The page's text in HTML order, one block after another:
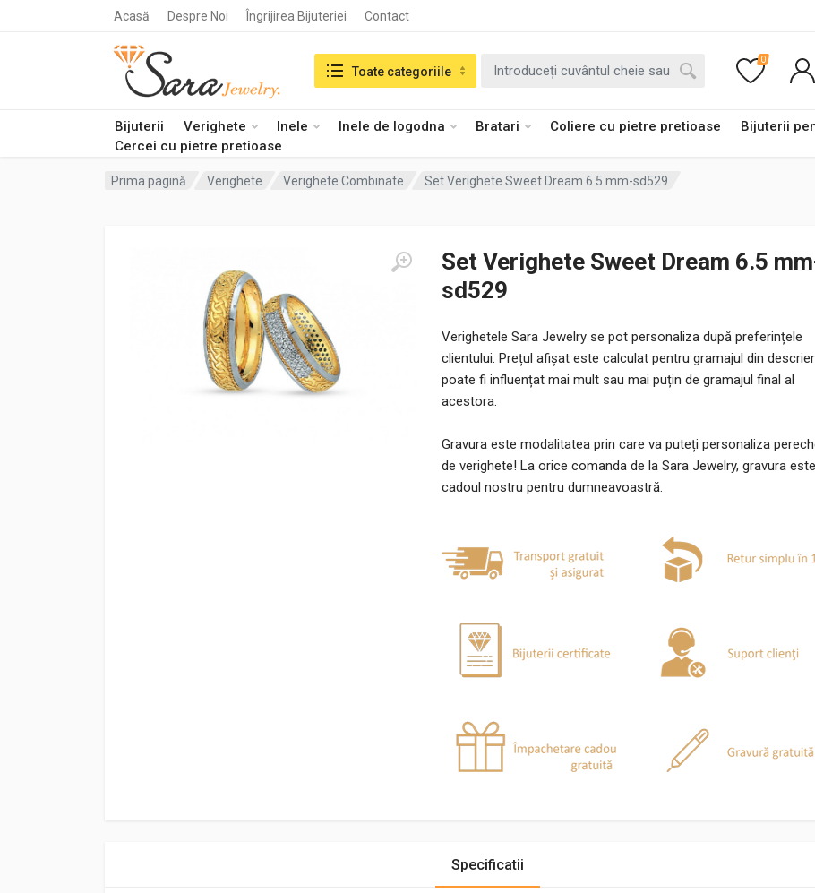
Acasă Despre Noi Îngrijirea Bijuteriei Contact
Bijuterii Verighete Inele Inele de logodna Bratari Coliere cu pietre pretioase
Bijuterii
Cercei cu pietre pretioase
Search in:Toate categoriile
0
Prima pagină Verighete Verighete Combinate Set Verighete Sweet Dream 6.5 mm-sd529
Set Verighete Sweet Dream 6.5
sd529
Verighetele Sara Jewelry se pot personaliza după preferințele
clientului. Prețul afișat este calculat pentru gramajul din
poate fi influențat mai mult sau mai puțin de gramajul final al
acestora.
Gravura este modalitatea prin care va puteți personaliza
de verighete! La orice comanda de la Sara Jewelry, gravura este
cadoul nostru pentru dumneavoastră.
Specificatii